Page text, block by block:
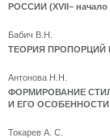
РОССИИ (XVII– начало
Бабич В.Н.
ТЕОРИЯ ПРОПОРЦИЙ
Антонова Н.Н.
ФОРМИРОВАНИЕ
И ЕГО ОСОБЕННОСТИ
Токарев А. С.